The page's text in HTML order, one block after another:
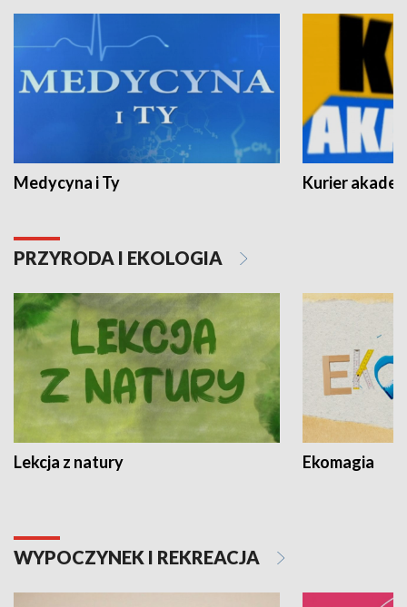
Medycyna i Ty Kurier
PRZYRODA I EKOLOGIA
Lekcja z natury Ekomagia
WYPOCZYNEK I REKREACJA